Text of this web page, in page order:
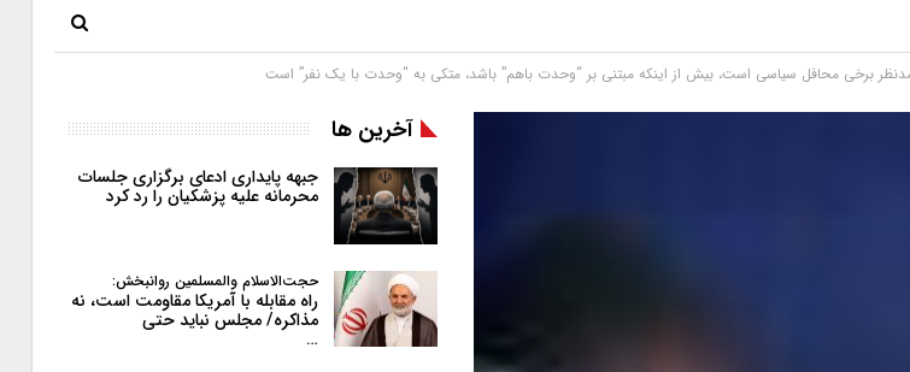
برخی محافل سیاسی است، بیش از اینکه مبتنی بر “وحدت باهم” باشد، متکی به “وحدت با یک نفر” است
آخرین ها
جبهه پایداری ادعای برگزاری جلسات
محرمانه علیه پزشکیان را رد کرد
حجت‌الاسلام والمسلمین روانبخش:
راه مقابله با آمریکا مقاومت است، نه
مذاکره/ مجلس نباید حتی
…